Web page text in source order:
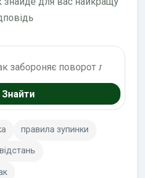
Знайти
правила зупинки